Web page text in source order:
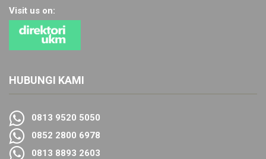
Visit us on:
HUBUNGI KAMI
0813 9520 5050
0852 2800 6978
0813 8893 2603